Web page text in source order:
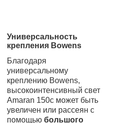
Универсальность
крепления Bowens
Благодаря
универсальному
креплению Bowens,
высокоинтенсивный свет
Amaran 150c может быть
увеличен или рассеян с
помощью большого